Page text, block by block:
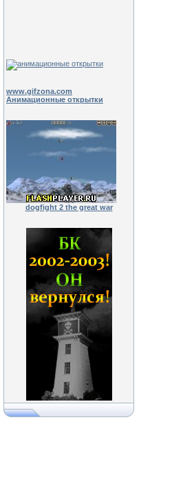
www.gifzona.com
Анимационные открытки
dogfight 2 the great war